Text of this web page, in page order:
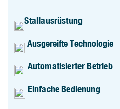
Stallausrüstung
Ausgereifte Technologie
Automatisierter Betrieb
Einfache Bedienung